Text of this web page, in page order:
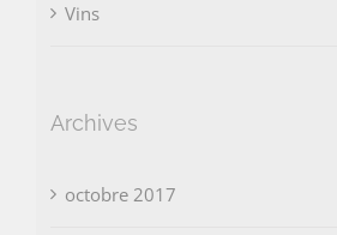
Vins
Archives
octobre 2017